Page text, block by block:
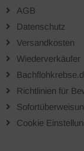
AGB
Datenschutz
Versandkosten
Wiederverkäufer
Richtlinien für
Cookie